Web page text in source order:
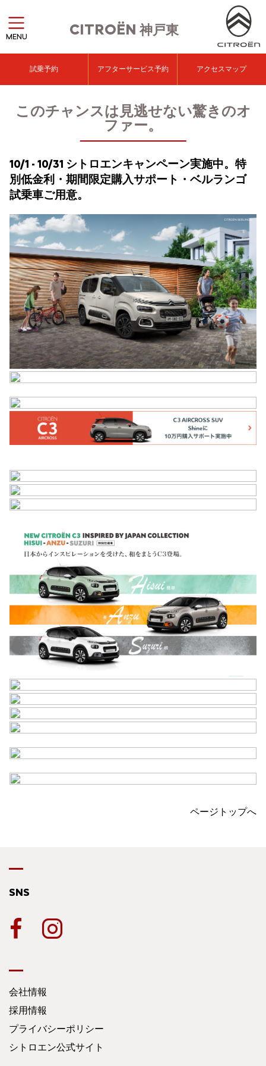
CITROËN神戸東
MENU
試乗予約 アフターサービス予約 アクセスマップ
このチャンスは見逃せない驚きのオ
ファー。
10/1 - 10/31 シトロエンキャンペーン実施中。特
別低金利・期間限定購入サポート・ベルランゴ
試乗車ご用意。
ページトップへ
SNS
会社情報
採用情報
プライバシーポリシー
シトロエン公式サイト